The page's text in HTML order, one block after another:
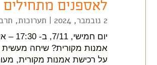
לאספנים מתחילים
2 נובמבר, 2024 | תערוכות,
יום
אמנות מקורית? שיחה מעשית
על רכישת אמנות מקורית,